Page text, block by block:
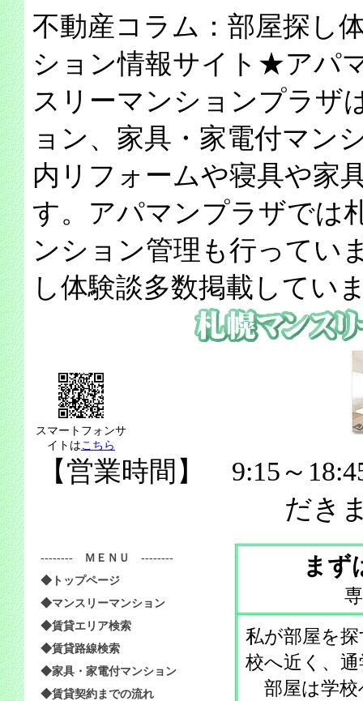
不動産コラム：部屋探し
ション情報サイト★アパ
スリーマンションプラザ
ョン、家具・家電付マン
内リフォームや寝具や家
す。アパマンプラザでは
ンション管理も行ってい
し体験談多数掲載してい
スマートフォンサ
イトはこちら
【営業時間】 9:15～
だき
まず
私が部屋を
校へ近く、
部屋は学校
-------- ＭＥＮＵ --------
◆トップページ
◆マンスリーマンション
◆賃貸エリア検索
◆賃貸路線検索
◆家具・家電付マンション
◆賃貸契約までの流れ